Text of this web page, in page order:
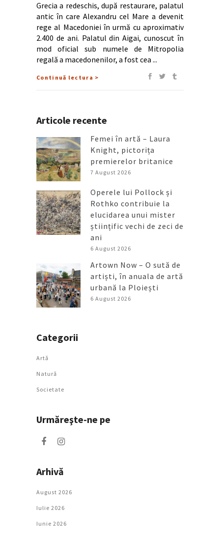
Grecia a redeschis, după restaurare, palatul
antic în care Alexandru cel Mare a devenit
rege al Macedoniei în urmă cu aproximativ
2.400 de ani. Palatul din Aigai, cunoscut în
mod oficial sub numele de Mitropolia
regală a macedonenilor, a fost cea
Continuă lectura >
Articole recente
Femei în artă – Laura
Knight, pictorița
premierelor britanice
7 August 2026
Operele lui Pollock și
Rothko contribuie la
elucidarea unui mister
științific vechi de zeci de
ani
6 August 2026
Artown Now – O sută de
artiști, în anuala de artă
urbană la Ploiești
6 August 2026
Categorii
Artǎ
Natură
Societate
Urmăreşte-ne pe
Arhivă
August 2026
Iulie 2026
Iunie 2026